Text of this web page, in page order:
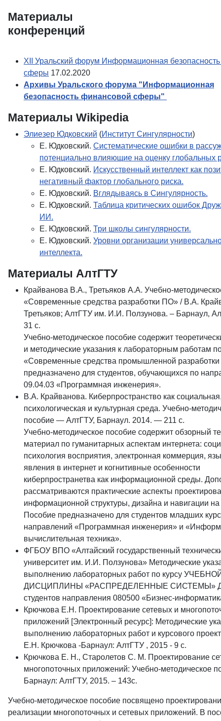
Материалы
XII Уральский форум Информационная
сферы 17.02.2020
Архивы Уральского форума "Информационная
безопасность финансовой сферы"
Материалы Wikipedia
Элиезер Юдковский (Институт Сингулярности)
Е. Юдковский. Систематические ошибки в
потенциально влияющие на оценку глобальных
Е. Юдковский. Искусственный интеллект как
негативный фактор глобального риска.
Е. Юдковский. Вглядываясь в Сингулярность.
Е. Юдковский. Таблица критических ошибок
ИИ.
Е. Юдковский. Три школы сингулярности.
Е. Юдковский. Уровни организации
интеллекта.
Материалы АлтГТУ
Крайванова В.А., Третьяков А.А. Учебно-
«Современные средства разработки ПО» / В.А.
Третьяков; АлтГТУ им. И.И. Ползунова. – Барнаул,
31 c.
Учебно-методическое пособие содержит
и методические указания к лабораторным работам
«Современные средства промышленной
предназначено для студентов, обучающихся по
09.04.03 «Программная инженерия».
В.А. Крайванова. Киберпространство как
психологическая и культурная среда. Учебно-
пособие — АлтГТУ, Барнаул. 2014. — 211 с.
Учебно-методическое пособие содержит обзорный
материал по гуманитарных аспектам интернета:
психология восприятия, электронная коммерция,
явления в интернет и когнитивные особенности
киберпространетва как информационной среды.
рассматриваются практические аспекты
информационной структуры, дизайна и навигации на
Пособие предназначено для студентов младших
направлений «Программная инженерия» и
вычислительная техника».
ФГБОУ ВПО «Алтайский государственный
университет им. И.И. Ползунова» Методические
выполнению лабораторных работ по курсу
ДИСЦИПЛИНЫ «РАСПРЕДЕЛЕННЫЕ СИСТЕМЫ»
студентов направления 080500 «Бизнес-
Крючкова Е.Н. Проектирование сетевых и
приложений [Электронный ресурс]: Методические
выполнению лабораторных работ и курсового
Е.Н. Крючкова -Барнаул: АлтГТУ , 2015 - 9 с.
Крючкова Е. Н., Старолетов С. М. Проектирование
многопоточных приложений: Учебно-методическое
Барнаул: АлтГТУ, 2015. – 143c.
Учебно-методическое пособие посвящено
реализации многопоточных и сетевых приложений. В